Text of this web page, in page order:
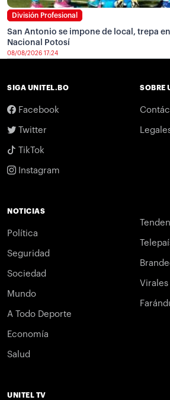
División Profesional
San Antonio se impone de local, trepa
Nacional Potosí
08/08/2026 17:24
SIGA UNITEL.BO
Facebook
Twitter
TikTok
Instagram
SOBRE
NOTICIAS
Política
Seguridad
Sociedad
Mundo
A Todo Deporte
Economía
Salud
Virales
UNITEL TV